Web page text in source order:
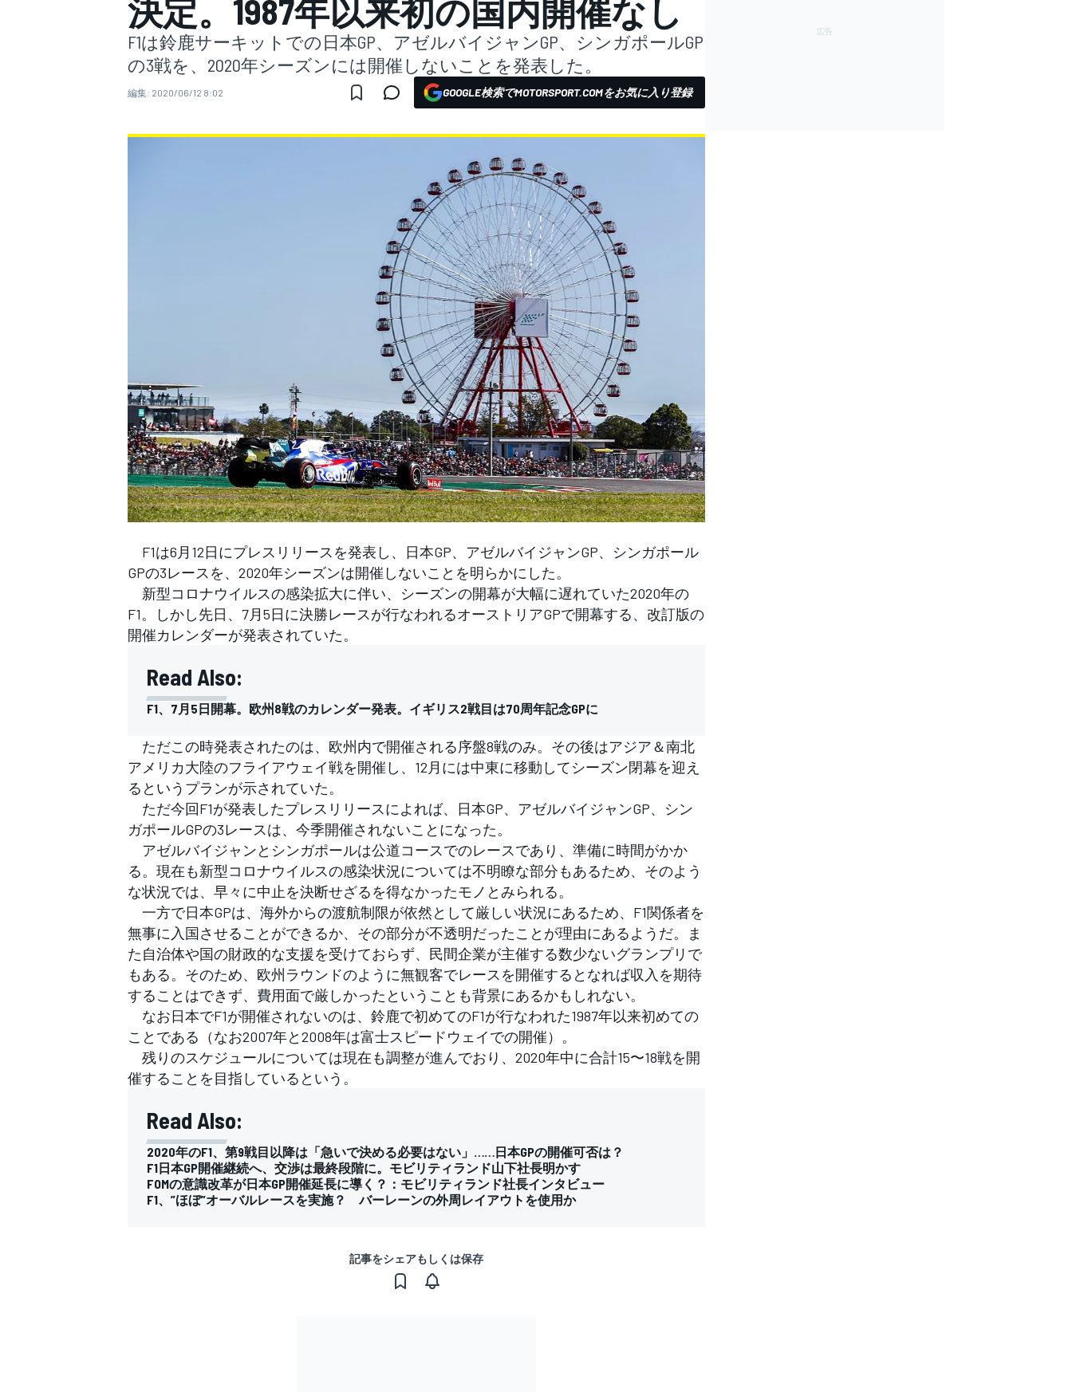
スーパーフォーミュラ
WEC
フォーミュラE
決定。1987年以来初の国内開催なし
F1は鈴鹿サーキットでの日本GP、アゼルバイジャンGP、シンガポールGP
の3戦を、2020年シーズンには開催しないことを発表した。
編集: 2020/06/12 8:02 GOOGLE検索でMOTORSPORT.COMをお気に入り登録
F1は6月12日にプレスリリースを発表し、日本GP、アゼルバイジャンGP、シンガポール
GPの3レースを、2020年シーズンは開催しないことを明らかにした。
新型コロナウイルスの感染拡大に伴い、シーズンの開幕が大幅に遅れていた2020年の
F1。しかし先日、7月5日に決勝レースが行なわれるオーストリアGPで開幕する、改訂版の
開催カレンダーが発表されていた。
Read Also:
F1、7月5日開幕。欧州8戦のカレンダー発表。イギリス2戦目は70周年記念GPに
ただこの時発表されたのは、欧州内で開催される序盤8戦のみ。その後はアジア＆南北
アメリカ大陸のフライアウェイ戦を開催し、12月には中東に移動してシーズン閉幕を迎え
るというプランが示されていた。
ただ今回F1が発表したプレスリリースによれば、日本GP、アゼルバイジャンGP、シン
ガポールGPの3レースは、今季開催されないことになった。
アゼルバイジャンとシンガポールは公道コースでのレースであり、準備に時間がかか
る。現在も新型コロナウイルスの感染状況については不明瞭な部分もあるため、そのよう
な状況では、早々に中止を決断せざるを得なかったモノとみられる。
一方で日本GPは、海外からの渡航制限が依然として厳しい状況にあるため、F1関係者を
無事に入国させることができるか、その部分が不透明だったことが理由にあるようだ。ま
た自治体や国の財政的な支援を受けておらず、民間企業が主催する数少ないグランプリで
もある。そのため、欧州ラウンドのように無観客でレースを開催するとなれば収入を期待
することはできず、費用面で厳しかったということも背景にあるかもしれない。
なお日本でF1が開催されないのは、鈴鹿で初めてのF1が行なわれた1987年以来初めての
ことである（なお2007年と2008年は富士スピードウェイでの開催）。
残りのスケジュールについては現在も調整が進んでおり、2020年中に合計15〜18戦を開
催することを目指しているという。
Read Also:
2020年のF1、第9戦目以降は「急いで決める必要はない」……日本GPの開催可否は？
F1日本GP開催継続へ、交渉は最終段階に。モビリティランド山下社長明かす
FOMの意識改革が日本GP開催延長に導く？：モビリティランド社長インタビュー
F1、”ほぼ”オーバルレースを実施？ バーレーンの外周レイアウトを使用か
記事をシェアもしくは保存